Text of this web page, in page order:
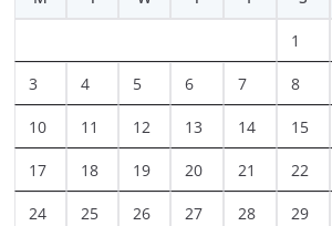
1
3 4 5 6 7 8
10 11 12 13 14 15
17 18 19 20 21 22
24 25 26 27 28 29